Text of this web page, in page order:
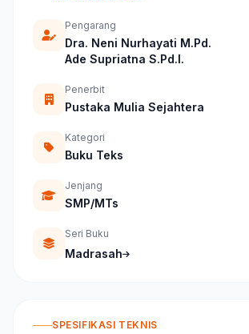
Pengarang
Dra. Neni Nurhayati M.Pd.
Ade Supriatna S.Pd.I.
Penerbit
Pustaka Mulia Sejahtera
Kategori
Buku Teks
Jenjang
SMP/MTs
Seri Buku
Madrasah
SPESIFIKASI TEKNIS